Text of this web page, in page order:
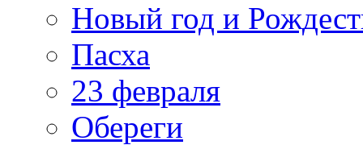
Новый год и
Пасха
23 февраля
Обереги